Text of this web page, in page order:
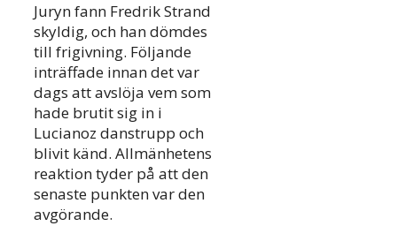
Juryn fann Fredrik Strand
skyldig, och han dömdes
till frigivning. Följande
inträffade innan det var
dags att avslöja vem som
hade brutit sig in i
Lucianoz danstrupp och
blivit känd. Allmänhetens
reaktion tyder på att den
senaste punkten var den
avgörande.